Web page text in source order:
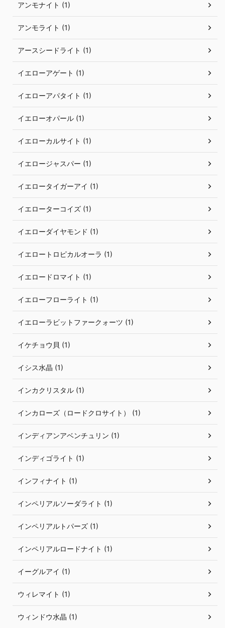
アンモナイト (1)
アンモライト (1)
アースシードライト (1)
イエローアゲート (1)
イエローアパタイト (1)
イエローオパール (1)
イエローカルサイト (1)
イエロージャスパー (1)
イエロータイガーアイ (1)
イエローターコイズ (1)
イエローダイヤモンド (1)
イエロートロピカルオーラ (1)
イエロードロマイト (1)
イエローフローライト (1)
イエローラビットファークォーツ (1)
イケチョウ貝 (1)
イシス水晶 (1)
インカクリスタル (1)
インカローズ（ロードクロサイト） (1)
インディアンアベンチュリン (1)
インディゴライト (1)
インフィナイト (1)
インペリアルソーダライト (1)
インペリアルトパーズ (1)
インペリアルロードナイト (1)
イーグルアイ (1)
ウィレマイト (1)
ウィンドウ水晶 (1)